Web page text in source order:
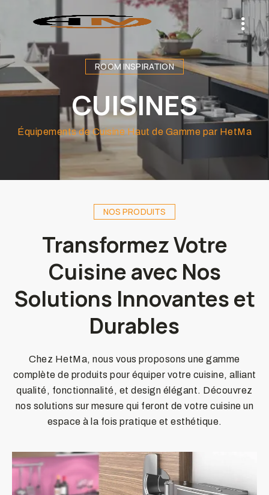
ROOM INSPIRATION
CUISINES
Équipements de Cuisine Haut de Gamme par HetMa
NOS PRODUITS
Transformez Votre
Cuisine avec Nos
Solutions Innovantes et
Durables
Chez HetMa, nous vous proposons une gamme
complète de produits pour équiper votre cuisine, alliant
qualité, fonctionnalité, et design élégant. Découvrez
nos solutions sur mesure qui feront de votre cuisine un
espace à la fois pratique et esthétique.